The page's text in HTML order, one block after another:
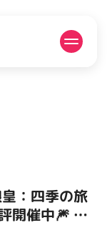
営業時間：四季の旅
開催中🎆 ✅